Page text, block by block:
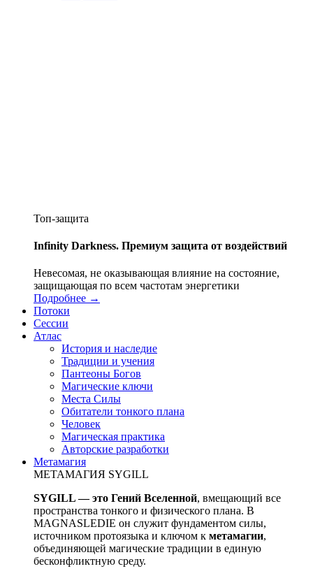
Топ-защита
Infinity Darkness. Премиум защита от воздействий
Невесомая, не оказывающая влияние на состояние,
защищающая по всем частотам энергетики
Подробнее →
Потоки
Сессии
Атлас
История и наследие
Традиции и учения
Пантеоны Богов
Магические ключи
Места Силы
Обитатели тонкого плана
Человек
Магическая практика
Авторские разработки
Метамагия
МЕТАМАГИЯ SYGILL
SYGILL — это Гений Вселенной, вмещающий все
пространства тонкого и физического плана. В
MAGNASLEDIE он служит фундаментом силы,
источником протоязыка и ключом к метамагии,
объединяющей магические традиции в единую
бесконфликтную среду.